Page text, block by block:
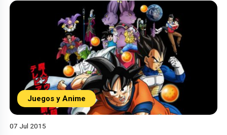
Juegos y Anime
07 Jul 2015